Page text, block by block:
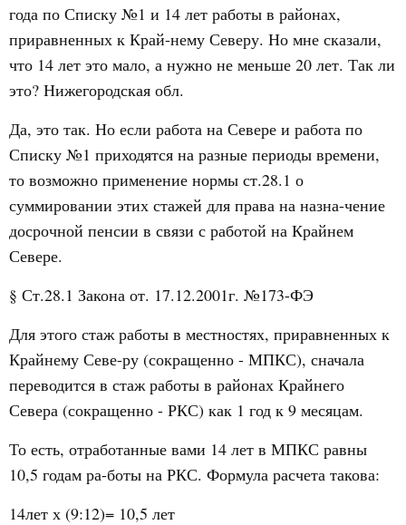
года по Списку №1 и 14 лет работы в районах,
приравненных к Край-нему Северу. Но мне сказали,
что 14 лет это мало, а нужно не меньше 20 лет. Так ли
это? Нижегородская обл.
Да, это так. Но если работа на Севере и работа по
Списку №1 приходятся на разные периоды времени,
то возможно применение нормы ст.28.1 о
суммировании этих стажей для права на назна-чение
досрочной пенсии в связи с работой на Крайнем
Севере.
§ Ст.28.1 Закона от. 17.12.2001г. №173-ФЭ
Для этого стаж работы в местностях, приравненных к
Крайнему Севе-ру (сокращенно - МПКС), сначала
переводится в стаж работы в районах Крайнего
Севера (сокращенно - РКС) как 1 год к 9 месяцам.
То есть, отработанные вами 14 лет в МПКС равны
10,5 годам ра-боты на РКС. Формула расчета такова:
14лет х (9:12)= 10,5 лет